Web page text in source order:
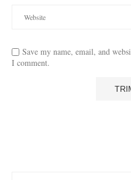
Save my name, email, and
I comment.